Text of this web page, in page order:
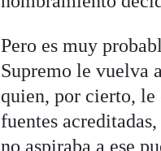
Pero es muy
Supremo le vuelva
quien, por cierto, le
fuentes
no aspiraba a ese